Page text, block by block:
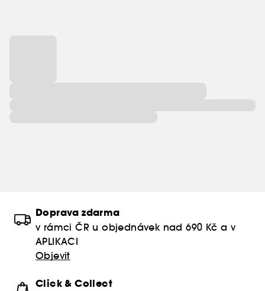
Doprava zdarma
v rámci ČR u objednávek nad 690 Kč a v
APLIKACI
Objevit
Click & Collect